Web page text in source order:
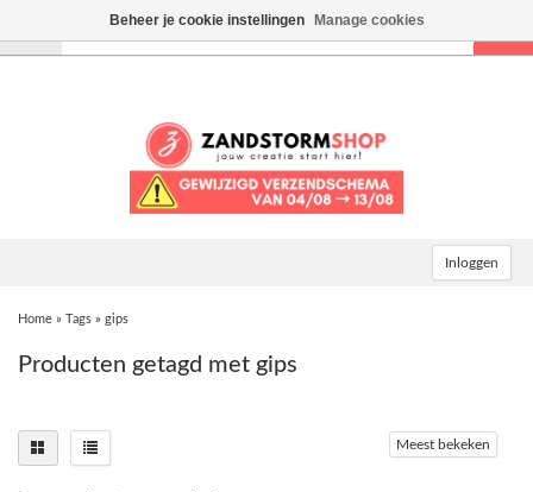
Inloggen
Home » Tags » gips
Producten getagd met gips
Meest bekeken
Beheer je cookie instellingen Manage cookies